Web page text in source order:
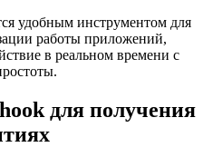
удобным инструментом для
работы приложений,
в реальном времени с
для получения